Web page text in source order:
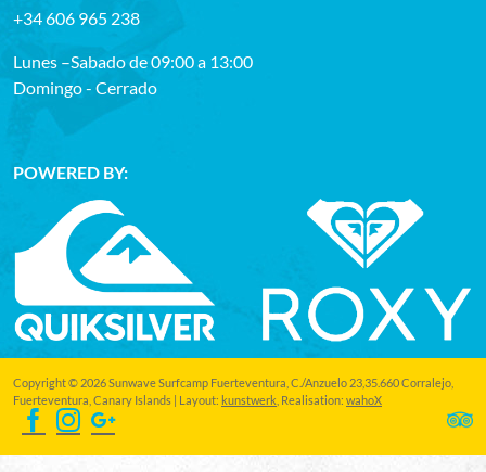
+34 606 965 238
Lunes –Sabado de 09:00 a 13:00
Domingo - Cerrado
POWERED BY:
Copyright © 2026 Sunwave Surfcamp Fuerteventura, C./Anzuelo 23,35.660 Corralejo,
Fuerteventura, Canary Islands | Layout: kunstwerk , Realisation: wahoX